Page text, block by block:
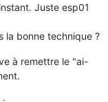
Juste esp01
la bonne technique ?
à remettre le "ai-